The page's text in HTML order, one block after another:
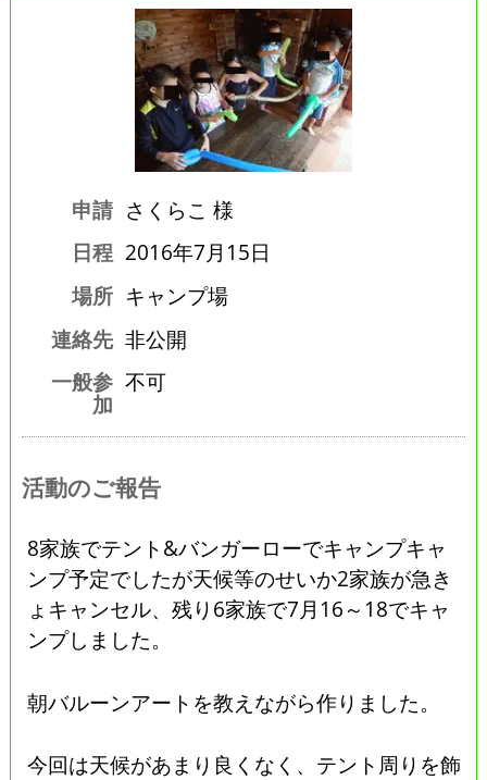
申請 さくらこ 様
日程 2016年7月15日
場所 キャンプ場
連絡先 非公開
一般参
加
不可
活動のご報告
8家族でテント&バンガーローでキャンプキャ
ンプ予定でしたが天候等のせいか2家族が急き
ょキャンセル、残り6家族で7月16～18でキャ
ンプしました。
朝バルーンアートを教えながら作りました。
今回は天候があまり良くなく、テント周りを飾